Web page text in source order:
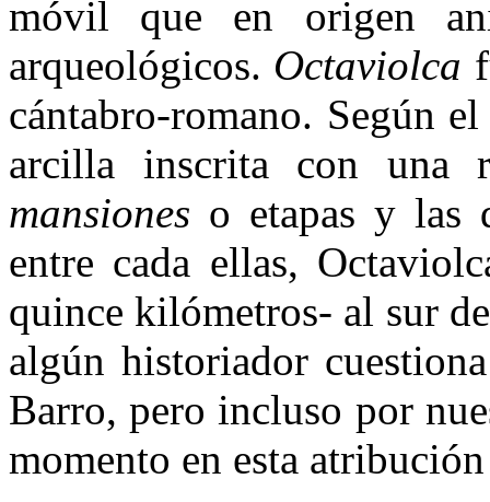
mó­vil que en origen
arqueológicos. Octaviolca
cántabro-romano. Según
arcilla inscrita con una
mansiones o etapas y las
entre cada ellas,
quince kilómetros- al sur
algún historiador
Barro, pero incluso por
momento en esta